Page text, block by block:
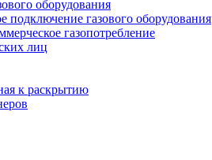
оборудования
подключение газового оборудования
газопотребление
лиц
к раскрытию